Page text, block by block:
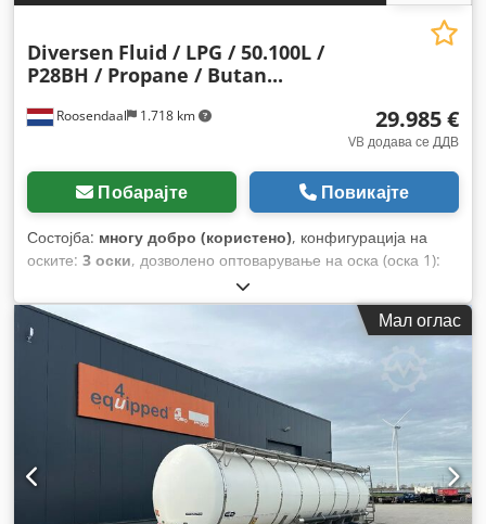
Roosendaal 1.718 km
Diversen Fluid / LPG / 50.100L /
P28BH / Propane / Butan...
29.985 €
VB додава се ДДВ
Побарајте Повикајте
Состојба: многу добро (користено), конфигурација на
оските: 3 оски, дозволено оптоварување на оска (оска 1):
, дозволено оптоварување на оската (оска 2):
кг, дозволено оптоварување на оска (оска 3):9.000 кг, прва
регистрација:
, должина на товарниот простор:
, ширина на товарниот простор: 2.550 мм , висина
на просторот за товарење: 3.200 мм, волумен на товарниот
простор:50 m³, вкупна должина:13.250 мм
, вкупна
ширина:2.550 мм, вкупна висина: 3.200 мм, суспензија:
, големина на гумата:385/65-R22.5 бело
Година на изградба:
, Опрема:ABS,
Мал оглас